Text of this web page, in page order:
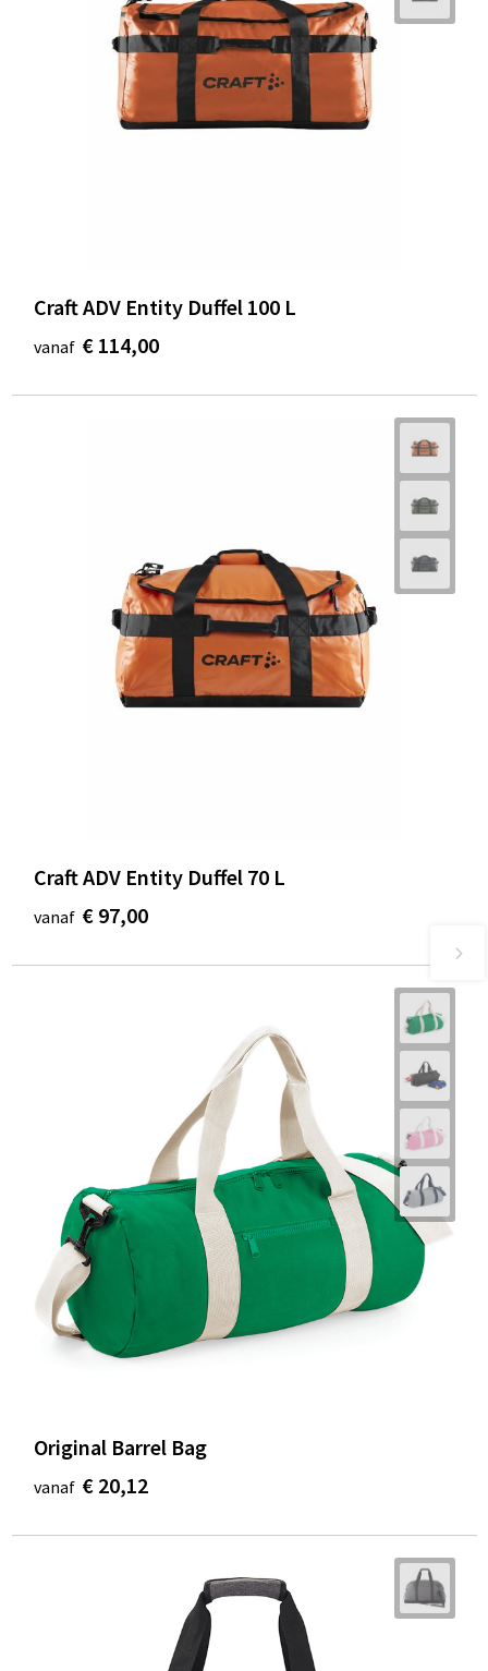
Craft ADV Entity Duffel 100 L
vanaf € 114,00
Craft ADV Entity Duffel 70 L
vanaf € 97,00
Original Barrel Bag
vanaf € 20,12